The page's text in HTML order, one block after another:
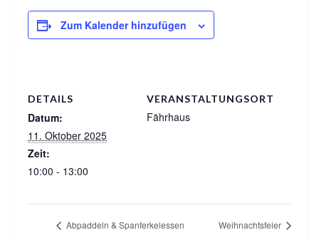
Zum Kalender hinzufügen
DETAILS
Datum:
11. Oktober 2025
Zeit:
10:00 - 13:00
VERANSTALTUNGSORT
Fährhaus
Abpaddeln & Spanferkelessen Weihnachtsfeier